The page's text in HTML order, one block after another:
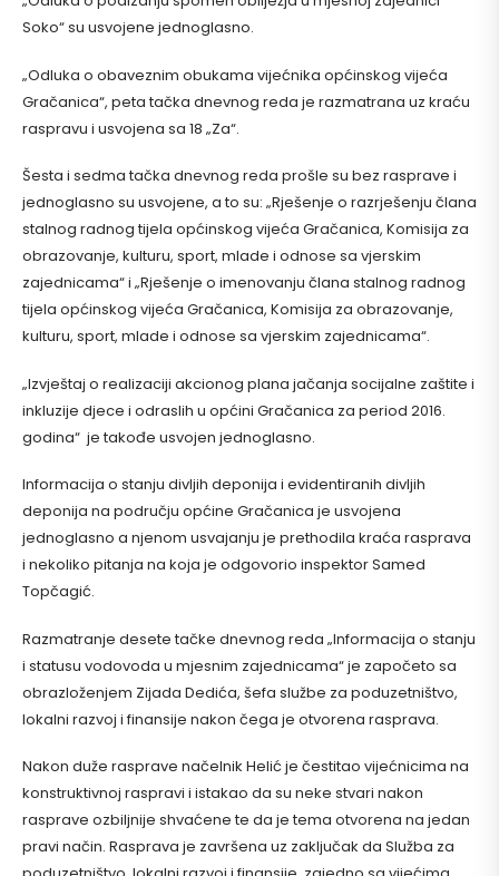
Soko“ su usvojene jednoglasno.
„Odluka o obaveznim obukama vijećnika općinskog vijeća
Gračanica“, peta tačka dnevnog reda je razmatrana uz kraću
raspravu i usvojena sa 18 „Za“.
Šesta i sedma tačka dnevnog reda prošle su bez rasprave i
jednoglasno su usvojene, a to su: „Rješenje o razrješenju člana
stalnog radnog tijela općinskog vijeća Gračanica, Komisija za
obrazovanje, kulturu, sport, mlade i odnose sa vjerskim
zajednicama“ i „Rješenje o imenovanju člana stalnog radnog
tijela općinskog vijeća Gračanica, Komisija za obrazovanje,
kulturu, sport, mlade i odnose sa vjerskim zajednicama“.
„Izvještaj o realizaciji akcionog plana jačanja socijalne zaštite i
inkluzije djece i odraslih u općini Gračanica za period 2016.
godina“ je takođe usvojen jednoglasno.
Informacija o stanju divljih deponija i evidentiranih divljih
deponija na području općine Gračanica je usvojena
jednoglasno a njenom usvajanju je prethodila kraća rasprava
i nekoliko pitanja na koja je odgovorio inspektor Samed
Topčagić.
Razmatranje desete tačke dnevnog reda „Informacija o stanju
i statusu vodovoda u mjesnim zajednicama“ je započeto sa
obrazloženjem Zijada Dedića, šefa službe za poduzetništvo,
lokalni razvoj i finansije nakon čega je otvorena rasprava.
Nakon duže rasprave načelnik Helić je čestitao vijećnicima na
konstruktivnoj raspravi i istakao da su neke stvari nakon
rasprave ozbiljnije shvaćene te da je tema otvorena na jedan
pravi način. Rasprava je završena uz zaključak da Služba za